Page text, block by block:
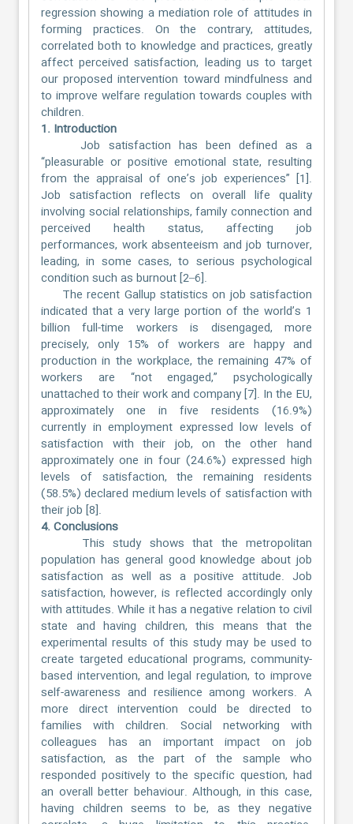
regression showing a mediation role of attitudes in
forming practices. On the contrary, attitudes,
correlated both to knowledge and practices, greatly
affect perceived satisfaction, leading us to target
our proposed intervention toward mindfulness and
to improve welfare regulation towards couples with
children.
1. Introduction
Job satisfaction has been defined as a
“pleasurable or positive emotional state, resulting
from the appraisal of one’s job experiences” [1].
Job satisfaction reflects on overall life quality
involving social relationships, family connection and
perceived health status, affecting job
performances, work absenteeism and job turnover,
leading, in some cases, to serious psychological
condition such as burnout [2–6].
The recent Gallup statistics on job satisfaction
indicated that a very large portion of the world’s 1
billion full-time workers is disengaged, more
precisely, only 15% of workers are happy and
production in the workplace, the remaining 47% of
workers are “not engaged,” psychologically
unattached to their work and company [7]. In the EU,
approximately one in five residents (16.9%)
currently in employment expressed low levels of
satisfaction with their job, on the other hand
approximately one in four (24.6%) expressed high
levels of satisfaction, the remaining residents
(58.5%) declared medium levels of satisfaction with
their job [8].
4. Conclusions
This study shows that the metropolitan
population has general good knowledge about job
satisfaction as well as a positive attitude. Job
satisfaction, however, is reflected accordingly only
with attitudes. While it has a negative relation to civil
state and having children, this means that the
experimental results of this study may be used to
create targeted educational programs, community-
based intervention, and legal regulation, to improve
self-awareness and resilience among workers. A
more direct intervention could be directed to
families with children. Social networking with
colleagues has an important impact on job
satisfaction, as the part of the sample who
responded positively to the specific question, had
an overall better behaviour. Although, in this case,
having children seems to be, as they negative